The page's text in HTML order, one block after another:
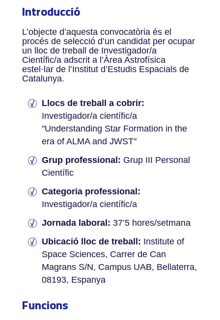
Introducció
L’objecte d’aquesta convocatòria és el
procés de selecció d’un candidat per ocupar
un lloc de treball de Investigador/a
Científic/a adscrit a l’Àrea Astrofísica
estel·lar de l’Institut d’Estudis Espacials de
Catalunya.
Llocs de treball a cobrir:
Investigador/a científic/a
"Understanding Star Formation in the
era of ALMA and JWST"
Grup professional: Grup III Personal
Científic
Categoria professional:
Investigador/a científic/a
Jornada laboral: 37’5 hores/setmana
Ubicació lloc de treball: Institute of
Space Sciences, Carrer de Can
Magrans S/N, Campus UAB, Bellaterra,
08193, Espanya
Funcions